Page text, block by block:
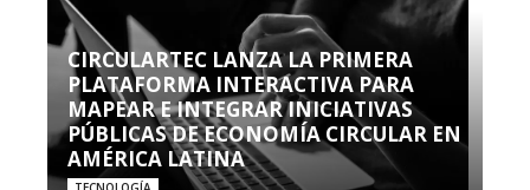
CIRCULARTEC LANZA LA PRIMERA
PLATAFORMA INTERACTIVA PARA
MAPEAR E INTEGRAR INICIATIVAS
PÚBLICAS DE ECONOMÍA CIRCULAR EN
AMÉRICA LATINA